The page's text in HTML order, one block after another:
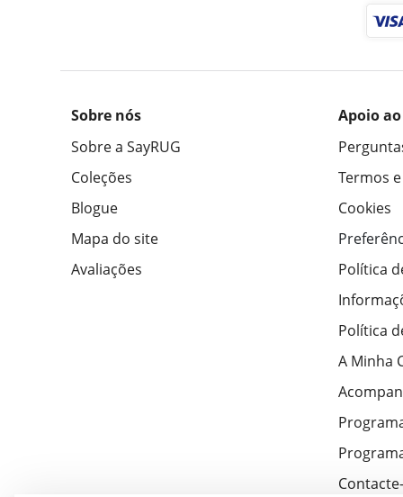
Sobre nós
Sobre a SayRUG
Coleções
Blogue
Mapa do site
Avaliações
Apoio
Termos
Cookies
Política
Política
A Minha